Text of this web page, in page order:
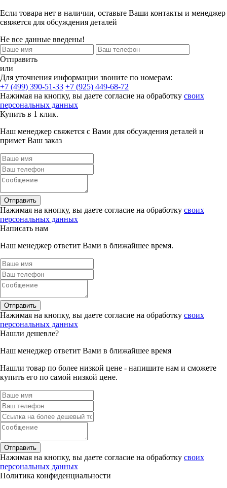
Если товара нет в наличии, оставьте Ваши контакты и менеджер
свяжется для обсуждения деталей
Не все данные введены!
Отправить
или
Для уточнения информации звоните по номерам:
+7 (499) 390-51-33 +7 (925) 449-68-72
Нажимая на кнопку, вы даете согласие на обработку своих
персональных данных
Купить в 1 клик.
Наш менеджер свяжется с Вами для обсуждения деталей и
примет Ваш заказ
Отправить
Нажимая на кнопку, вы даете согласие на обработку своих
персональных данных
Написать нам
Наш менеджер ответит Вами в ближайшее время.
Отправить
Нажимая на кнопку, вы даете согласие на обработку своих
персональных данных
Нашли дешевле?
Наш менеджер ответит Вами в ближайшее время
Нашли товар по более низкой цене - напишите нам и сможете
купить его по самой низкой цене.
Отправить
Нажимая на кнопку, вы даете согласие на обработку своих
персональных данных
Политика конфиденциальности